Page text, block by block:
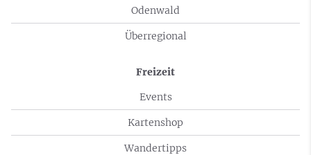
Odenwald
Überregional
Freizeit
Events
Kartenshop
Wandertipps